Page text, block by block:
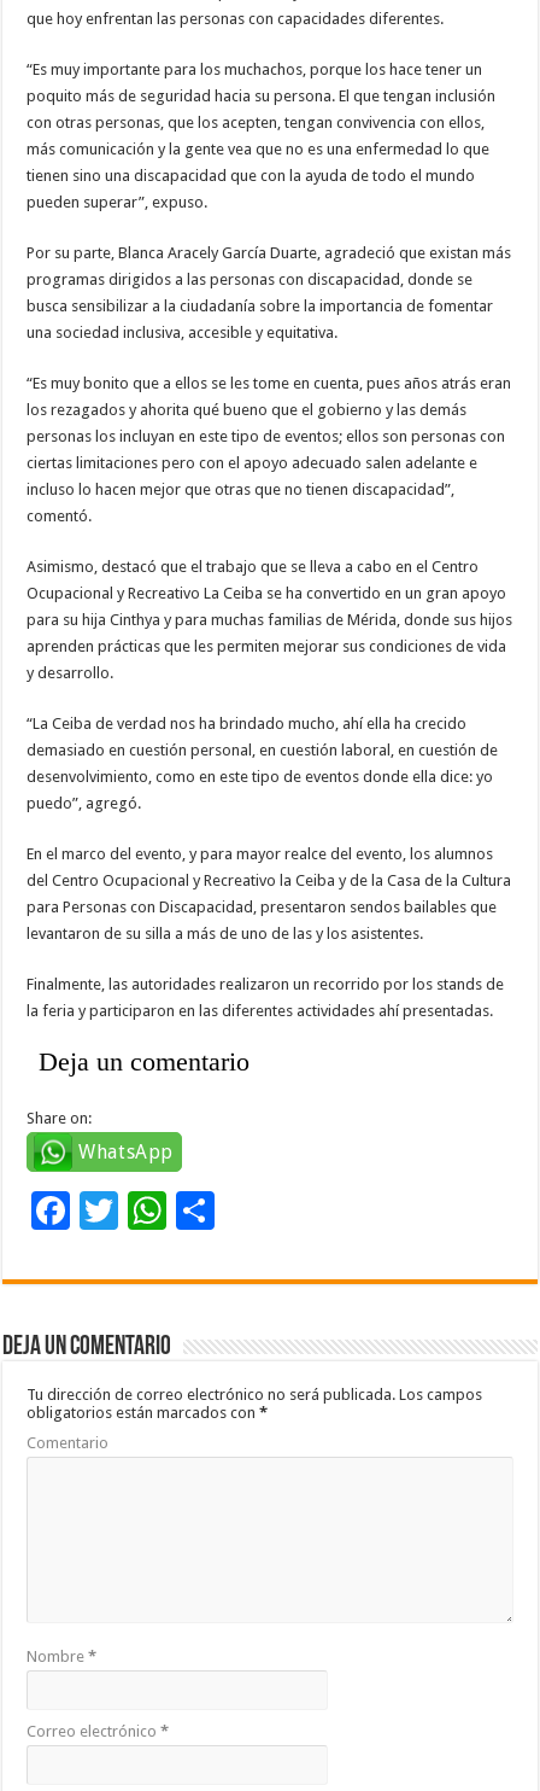
que hoy enfrentan las personas con capacidades diferentes.
“Es muy importante para los muchachos, porque los hace tener un
poquito más de seguridad hacia su persona. El que tengan inclusión
con otras personas, que los acepten, tengan convivencia con ellos,
más comunicación y la gente vea que no es una enfermedad lo que
tienen sino una discapacidad que con la ayuda de todo el mundo
pueden superar”, expuso.
Por su parte, Blanca Aracely García Duarte, agradeció que existan más
programas dirigidos a las personas con discapacidad, donde se
busca sensibilizar a la ciudadanía sobre la importancia de fomentar
una sociedad inclusiva, accesible y equitativa.
“Es muy bonito que a ellos se les tome en cuenta, pues años atrás eran
los rezagados y ahorita qué bueno que el gobierno y las demás
personas los incluyan en este tipo de eventos; ellos son personas con
ciertas limitaciones pero con el apoyo adecuado salen adelante e
incluso lo hacen mejor que otras que no tienen discapacidad”,
comentó.
Asimismo, destacó que el trabajo que se lleva a cabo en el Centro
Ocupacional y Recreativo La Ceiba se ha convertido en un gran apoyo
para su hija Cinthya y para muchas familias de Mérida, donde sus hijos
aprenden prácticas que les permiten mejorar sus condiciones de vida
y desarrollo.
“La Ceiba de verdad nos ha brindado mucho, ahí ella ha crecido
demasiado en cuestión personal, en cuestión laboral, en cuestión de
desenvolvimiento, como en este tipo de eventos donde ella dice: yo
puedo”, agregó.
En el marco del evento, y para mayor realce del evento, los alumnos
del Centro Ocupacional y Recreativo la Ceiba y de la Casa de la Cultura
para Personas con Discapacidad, presentaron sendos bailables que
levantaron de su silla a más de uno de las y los asistentes.
Finalmente, las autoridades realizaron un recorrido por los stands de
la feria y participaron en las diferentes actividades ahí presentadas.
Deja un comentario
Share on:
WhatsApp
F
e
b
o
o
k
T
tt
er
W
at
sA
p
p
m
ar
ti
Deja un comentario
Tu dirección de correo electrónico no será publicada. Los campos
obligatorios están marcados con*
Comentario
Nombre*
Correo electrónico*